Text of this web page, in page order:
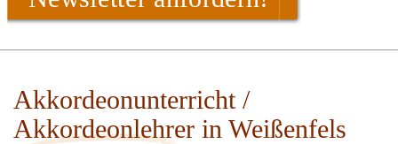
Akkordeonunterricht /
Akkordeonlehrer in Weißenfels